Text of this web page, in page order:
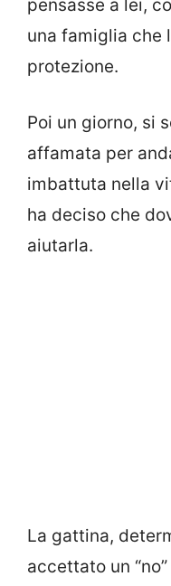
pensasse a lei,
una famiglia che
protezione.
Poi un giorno, si
affamata per
imbattuta nella
ha deciso che
aiutarla.
La gattina,
accettato un